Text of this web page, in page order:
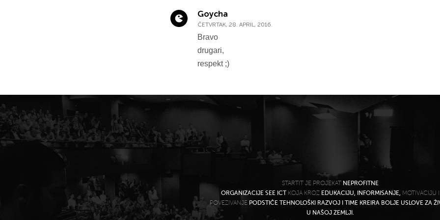
Goycha
ČETVRTAK, 28. APRIL, 2016.
Bravo
drugari,
respekt ;)
STARTIT JE PROJEKAT NEPROFITNE
ORGANIZACIJE SEE ICTKOJA KROZ EDUKACIJU, INFORMISANJE, MOTIVACIJU I
POVEZIVANJE PODSTIČE TEHNOLOŠKI RAZVOJ I TIME KREIRA BOLJE USLOVE ZA
U NAŠOJ ZEMLJI.